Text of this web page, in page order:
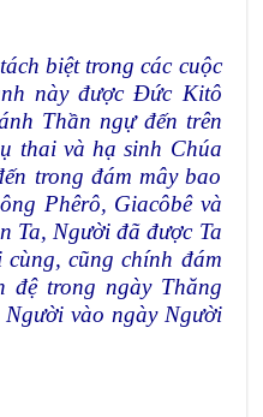
biệt trong các cuộc
này được Đức Kitô
Thần ngự đến trên
thai và hạ sinh Chúa
trong đám mây bao
Phêrô, Giacôbê và
Ta, Người đã được Ta
cũng chính đám
đệ trong ngày Thăng
vào ngày Người